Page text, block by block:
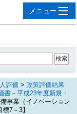
評価 > 政策評価結果
書－平成23年度新規・
事業（イノベーション
7－3】